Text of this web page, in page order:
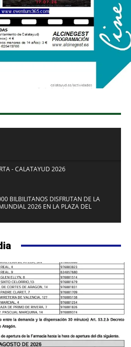
- CALATAYUD 2026
BILBILITANOS DISFRUTAN DE LA
2026 EN LA PLAZA DEL